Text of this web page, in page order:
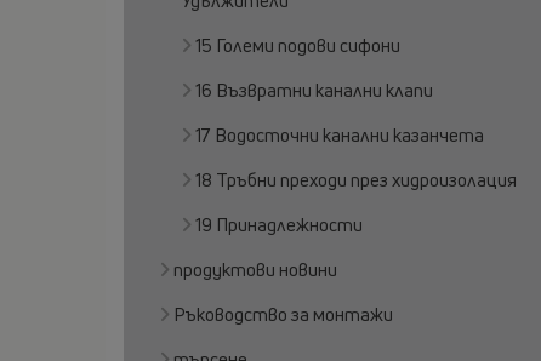
15 Големи подови сифони
16 Възвратни канални клапи
17 Водосточни канални казанчета
18 Тръбни преходи през хидроизолация
19 Принадлежности
продуктови новини
Ръководство за монтажи